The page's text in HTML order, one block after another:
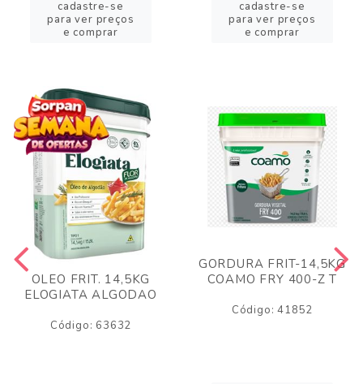
cadastre-se
para ver preços
e comprar
cadastre-se
para ver preços
e comprar
OLEO FRIT. 14,5KG
ELOGIATA ALGODAO
Código: 63632
GORDURA FRIT-14,5KG
COAMO FRY 400-Z T
Código: 41852